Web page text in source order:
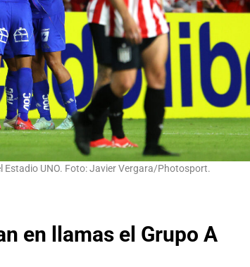
Estadio UNO. Foto: Javier Vergara/Photosport.
en llamas el Grupo A